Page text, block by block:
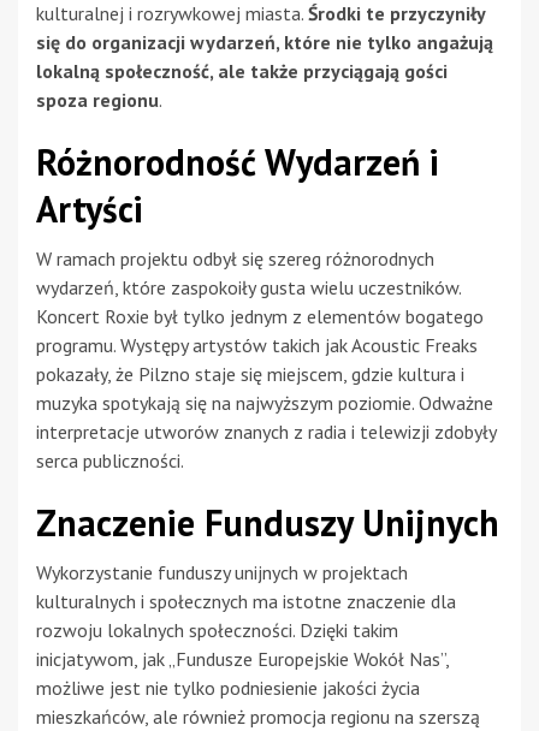
kulturalnej i rozrywkowej miasta. Środki te przyczyniły
się do organizacji wydarzeń, które nie tylko angażują
lokalną społeczność, ale także przyciągają gości
spoza regionu.
Różnorodność Wydarzeń i
Artyści
W ramach projektu odbył się szereg różnorodnych
wydarzeń, które zaspokoiły gusta wielu uczestników.
Koncert Roxie był tylko jednym z elementów bogatego
programu. Występy artystów takich jak Acoustic Freaks
pokazały, że Pilzno staje się miejscem, gdzie kultura i
muzyka spotykają się na najwyższym poziomie. Odważne
interpretacje utworów znanych z radia i telewizji zdobyły
serca publiczności.
Znaczenie Funduszy Unijnych
Wykorzystanie funduszy unijnych w projektach
kulturalnych i społecznych ma istotne znaczenie dla
rozwoju lokalnych społeczności. Dzięki takim
inicjatywom, jak „Fundusze Europejskie Wokół Nas”,
możliwe jest nie tylko podniesienie jakości życia
mieszkańców, ale również promocja regionu na szerszą